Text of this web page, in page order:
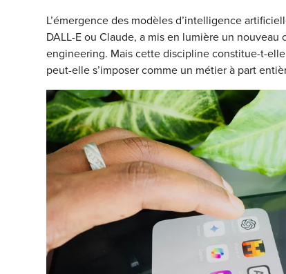
L’émergence des modèles d’intelligence
DALL-E ou Claude, a mis en lumière un nouveau
engineering. Mais cette discipline constitue-t-
peut-elle s’imposer comme un métier à part